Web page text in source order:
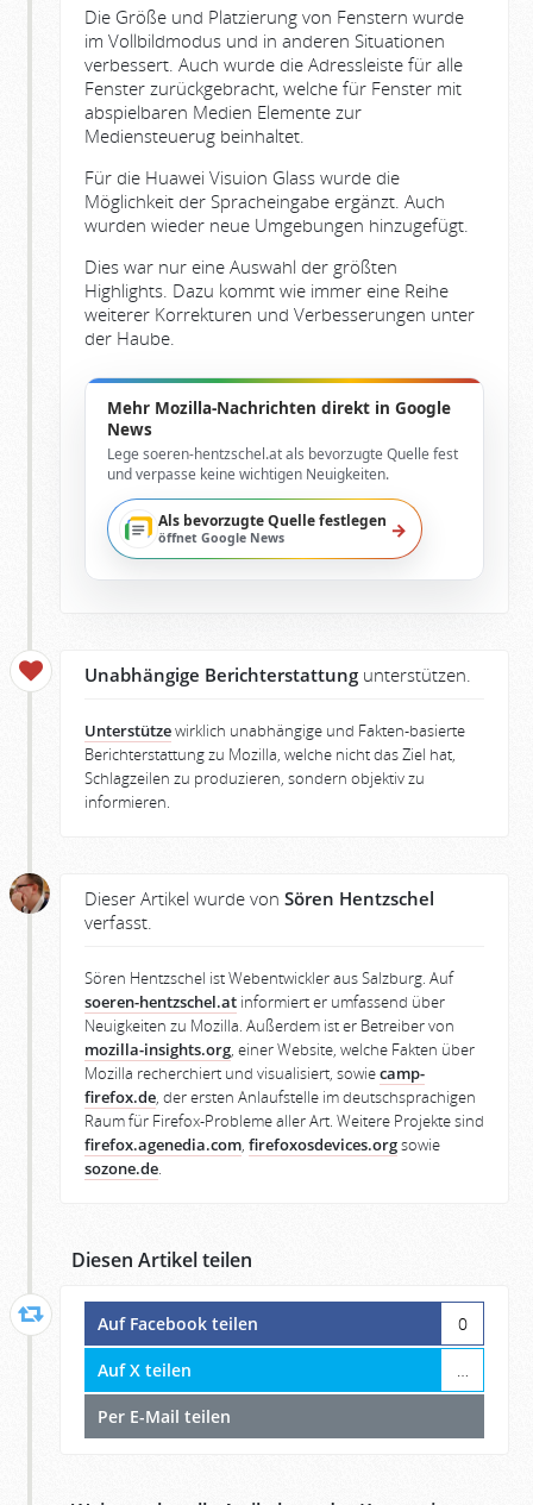
Die Größe und Platzierung von Fenstern wurde
im Vollbildmodus und in anderen Situationen
verbessert. Auch wurde die Adressleiste für alle
Fenster zurückgebracht, welche für Fenster mit
abspielbaren Medien Elemente zur
Mediensteuerug beinhaltet.
Für die Huawei Visuion Glass wurde die
Möglichkeit der Spracheingabe ergänzt. Auch
wurden wieder neue Umgebungen hinzugefügt.
Dies war nur eine Auswahl der größten
Highlights. Dazu kommt wie immer eine Reihe
weiterer Korrekturen und Verbesserungen unter
der Haube.
Mehr Mozilla-Nachrichten direkt in Google
News
Lege soeren-hentzschel.at als bevorzugte Quelle fest
und verpasse keine wichtigen Neuigkeiten.
Als bevorzugte Quelle festlegen
öffnet Google News →
Unabhängige Berichterstattung unterstützen.
Unterstützewirklich unabhängige und Fakten-basierte
Berichterstattung zu Mozilla, welche nicht das Ziel hat,
Schlagzeilen zu produzieren, sondern objektiv zu
informieren.
Dieser Artikel wurde von Sören Hentzschel
verfasst.
Sören Hentzschel ist Webentwickler aus Salzburg. Auf
soeren-hentzschel.at informiert er umfassend über
Neuigkeiten zu Mozilla. Außerdem ist er Betreiber von
mozilla-insights.org, einer Website, welche Fakten über
Mozilla recherchiert und visualisiert, sowiecamp-
firefox.de, der ersten Anlaufstelle im deutschsprachigen
Raum für Firefox-Probleme aller Art. Weitere Projekte sind
firefox.agenedia.com, firefoxosdevices.orgsowie
sozone.de.
Diesen Artikel teilen
Auf Facebook teilen 0
Auf X teilen …
Per E-Mail teilen